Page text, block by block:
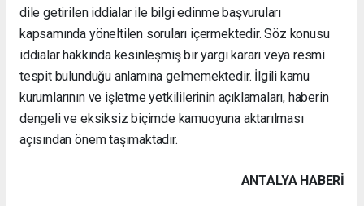
dile getirilen iddialar ile bilgi edinme başvuruları
kapsamında yöneltilen soruları içermektedir. Söz konusu
iddialar hakkında kesinleşmiş bir yargı kararı veya resmi
tespit bulunduğu anlamına gelmemektedir. İlgili kamu
kurumlarının ve işletme yetkililerinin açıklamaları, haberin
dengeli ve eksiksiz biçimde kamuoyuna aktarılması
açısından önem taşımaktadır.
ANTALYA HABERİ